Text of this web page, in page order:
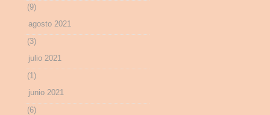
(9)
agosto 2021
(3)
julio 2021
(1)
junio 2021
(6)